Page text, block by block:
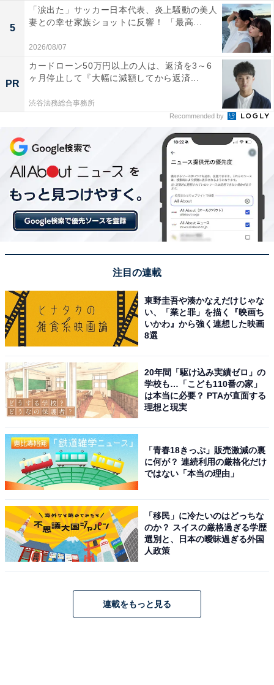
5
「涙出た」サッカー日本代表、炎上騒動の美人
妻との幸せ家族ショットに反響！ 「最高...
2026/08/07
PR
カードローン50万円以上の人は、返済を3～6
ヶ月停止して『大幅に減額してから返済...
渋谷法務総合事務所
Recommended by
注目の連載
東野圭吾や湊かなえだけじゃな
い、「業と罪」を描く『映画ち
いかわ』から強く連想した映画
8選
20年間「駆け込み実績ゼロ」の
学校も…「こども110番の家」
は本当に必要？ PTAが直面する
理想と現実
「青春18きっぷ」販売激減の裏
に何が？ 連続利用の厳格化だけ
ではない「本当の理由」
「移民」に冷たいのはどっちな
のか？ スイスの厳格過ぎる学歴
選別と、日本の曖昧過ぎる外国
人政策
連載をもっと見る